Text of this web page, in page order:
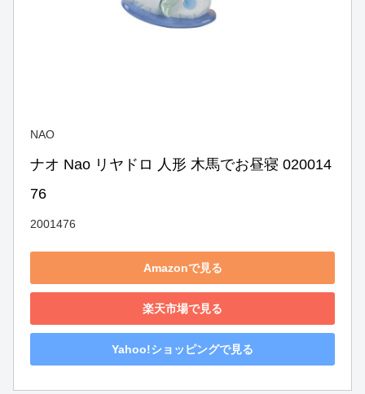
NAO
ナオ Nao リヤドロ 人形 木馬でお昼寝 020014
76
2001476
Amazonで見る
楽天市場で見る
Yahoo!ショッピングで見る